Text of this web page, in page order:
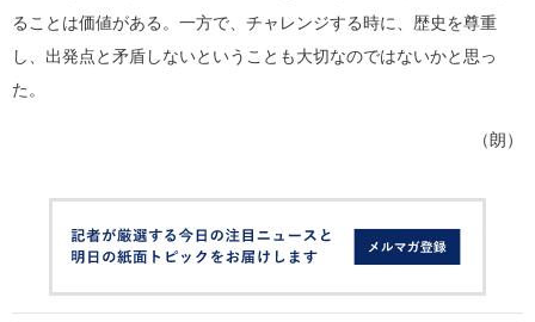
ることは価値がある。一方で、チャレンジする時に、歴史を尊重
し、出発点と矛盾しないということも大切なのではないかと思っ
た。
（朗）